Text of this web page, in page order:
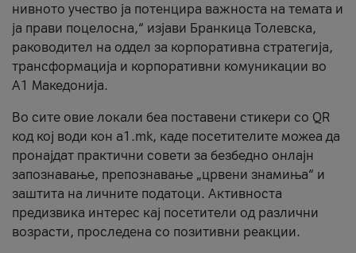
нивното учество ја потенцира важноста на темата и
ја прави поцелосна,“ изјави Бранкица Толевска,
раководител на оддел за корпоративна стратегија,
трансформација и корпоративни комуникации во
А1 Македонија.
Во сите овие локали беа поставени стикери со QR
код кој води кон a1.mk, каде посетителите можеа да
пронајдат практични совети за безбедно онлајн
запознавање, препознавање „црвени знамиња“ и
заштита на личните податоци. Активноста
предизвика интерес кај посетители од различни
возрасти, проследена со позитивни реакции.